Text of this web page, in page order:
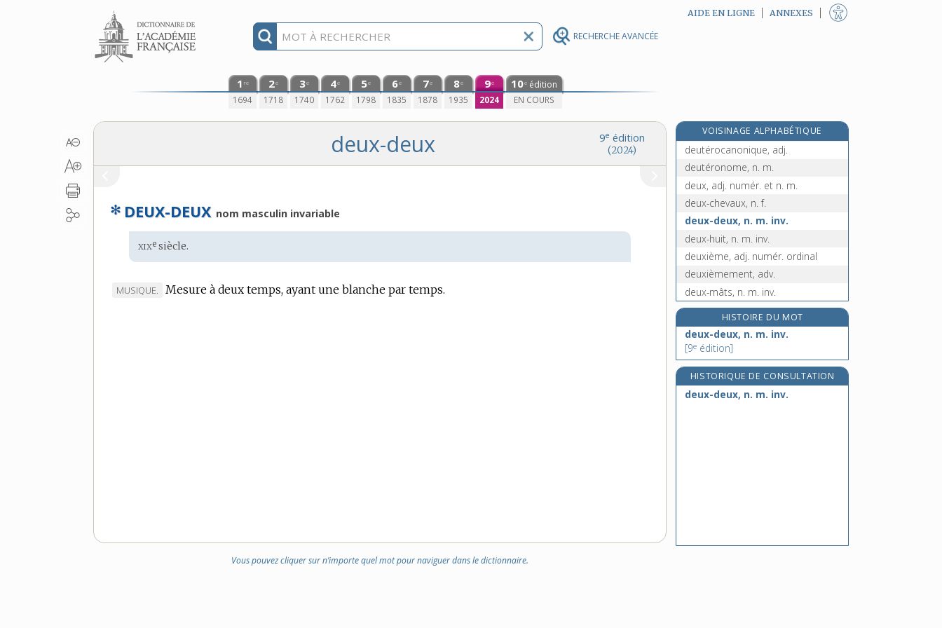
RECHERCHE AVANCÉE
Aller au contenu AIDE EN LIGNE ANNEXES
1 re
1694
2e
1718
3e
1740
4e
1762
5e
1798
6e
1835
7e
1878
8e
1935
9e
2024
10e édition
EN COURS
9e édition
(2024)
deux-deux
✻ DEUX-DEUX nom masculin invariable
Étymologie
:
xixe siècle.
MARQUE
MUSIQUE. Mesure à deux temps, ayant une blanche par temps.
Vous pouvez cliquer sur n’importe quel mot pour naviguer dans le dictionnaire.
VOISINAGE ALPHABÉTIQUE
deutérium, n. m.
deutérocanonique, adj.
deutéronome, n. m.
deux, adj. numér. et n. m.
deux-chevaux, n. f.
deux-deux, n. m. inv.
deux-huit, n. m. inv.
deuxième, adj. numér. ordinal
deuxièmement, adv.
deux-mâts, n. m. inv.
deux-pièces, n. m.
deux-points, n. m. pl.
deux-ponts, n. m. inv.
deux-quatre, n. m. inv.
deux-roues, n. m. inv.
HISTOIRE DU MOT
deux-deux, n. m. inv.
[9e édition]
HISTORIQUE DE CONSULTATION
deux-deux, n. m. inv.